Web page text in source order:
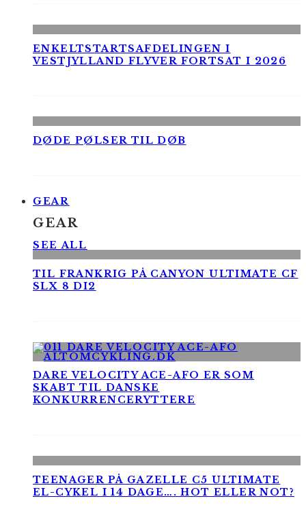
ENKELTSTARTSAFDELINGEN I
VESTJYLLAND FLYVER FORTSAT I 2026
DØDE PØLSER TIL DØB
GEAR
GEAR
SEE ALL
TIL FRANKRIG PÅ CANYON ULTIMATE CF
SLX 8 DI2
DARE VELOCITY ACE-AFO ER SOM
SKABT TIL DANSKE
KONKURRENCERYTTERE
TEENAGER PÅ GAZELLE C5 ULTIMATE
EL-CYKEL I 14 DAGE…. HOT ELLER NOT?